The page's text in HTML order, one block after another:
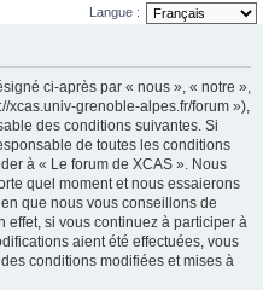
e
e
Langue :
ci-après par « nous », « notre »,
xcas.univ-grenoble-alpes.fr/forum »),
des conditions suivantes. Si
de toutes les conditions
à « Le forum de XCAS ». Nous
quel moment et nous essaierons
que nous vous conseillons de
effet, si vous continuez à participer à
aient été effectuées, vous
conditions modifiées et mises à